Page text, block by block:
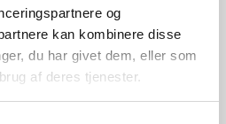
og
kan kombinere disse
du har givet dem, eller som
af deres tjenester.